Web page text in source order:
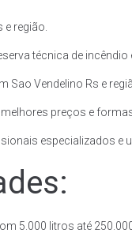
região.
técnica de incêndio
Sao Vendelino Rs e
preços e
especializados e
5.000 litros até